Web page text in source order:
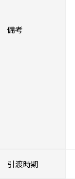
備考
引渡時期